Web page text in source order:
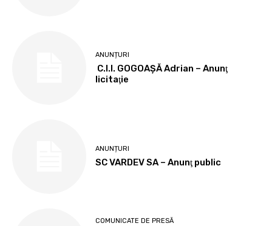
ANUNȚURI
C.I.I. GOGOAŞĂ Adrian – Anunţ
licitaţie
ANUNȚURI
SC VARDEV SA – Anunţ public
COMUNICATE DE PRESĂ